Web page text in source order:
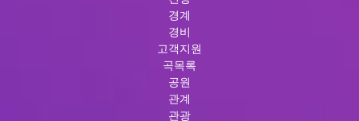
경계
경비
고객지원
곡목록
공원
관계
관광